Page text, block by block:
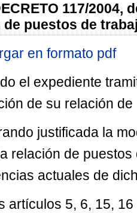
117/2004,
puestos de
en formato pdf
el expediente
de su relación
justificada la
relación de
actuales de
artículos 5, 6, 15,